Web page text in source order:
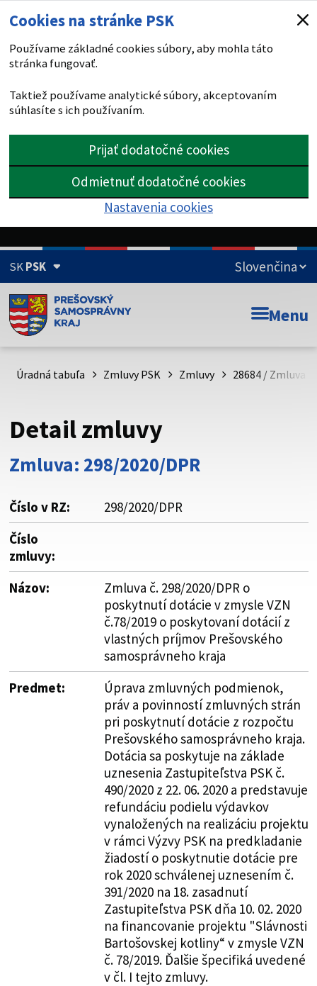
Cookies na stránke PSK
Používame základné cookies súbory, aby mohla táto
stránka fungovať.
Taktiež používame analytické súbory, akceptovaním
súhlasíte s ich používaním.
Prijať dodatočné cookies
Odmietnuť dodatočné cookies
Nastavenia cookies
SKPSK
Doména psk.sk je oficiálna
Toto je oficiálna webová stránka Prešovského
psk.sk.
Buďte pozorní a vždy sa uistite, že zdieľate informácie iba
cez zabezpečenú webovú stránku. Zabezpečená stránka
vždy začína https:// pred názvom domény webového sídla.
Menu
Úradná tabuľa Zmluvy PSK Zmluvy 28684 / Zmluva
Detail zmluvy
Zmluva: 298/2020/DPR
Číslo v RZ:
298/2020/DPR
Číslo
zmluvy:
Názov:
Zmluva č. 298/2020/DPR o
poskytnutí dotácie v zmysle VZN
č.78/2019 o poskytovaní dotácií z
vlastných príjmov Prešovského
samosprávneho kraja
Predmet:
Úprava zmluvných podmienok,
práv a povinností zmluvných strán
pri poskytnutí dotácie z rozpočtu
Prešovského samosprávneho kraja.
Dotácia sa poskytuje na základe
uznesenia Zastupiteľstva PSK č.
490/2020 z 22. 06. 2020 a predstavuje
refundáciu podielu výdavkov
vynaložených na realizáciu projektu
v rámci Výzvy PSK na predkladanie
žiadostí o poskytnutie dotácie pre
rok 2020 schválenej uznesením č.
391/2020 na 18. zasadnutí
Zastupiteľstva PSK dňa 10. 02. 2020
na financovanie projektu "Slávnosti
Bartošovskej kotliny“ v zmysle VZN
č. 78/2019. Ďalšie špecifiká uvedené
v čl. I tejto zmluvy.